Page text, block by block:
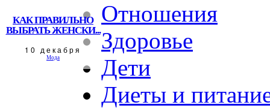
КАК ПРАВИЛЬНО
ВЫБРАТЬ ЖЕНСКИ...
10 декабря
Мода
Отношения
Здоровье
Дети
Диеты и